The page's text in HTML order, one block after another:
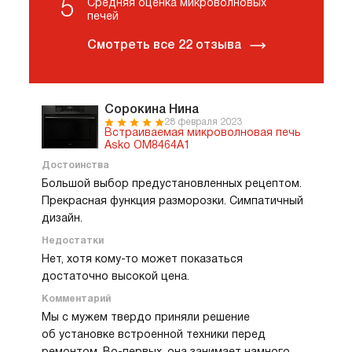
Сорокина Нина
28 февраля 2023
Встраиваемая микроволновая печь
Asko OM8464A1
Достоинства
Большой выбор предустановленных рецептом.
Прекрасная функция разморозки. Симпатичный
дизайн.
Недостатки
Нет, хотя кому-то может показаться
достаточно высокой цена.
Комментарий
Мы с мужем твердо приняли решение
об установке встроенной техники перед
5
Средняя оценка микроволновых
печей
Смотреть все 22 отзыва